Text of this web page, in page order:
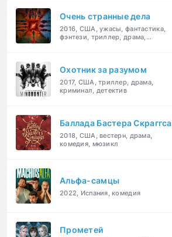
Очень странные дела
2016, США, ужасы, фантастика,
фэнтези, триллер, драма,
Охотник за разумом
2017, США, триллер, драма,
криминал, детектив
Баллада Бастера Скраггса
2018, США, вестерн, драма,
комедия, мюзикл
Альфа-самцы
2022, Испания, комедия
Прометей